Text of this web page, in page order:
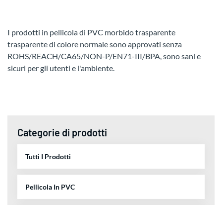
I prodotti in pellicola di PVC morbido trasparente
trasparente di colore normale sono approvati senza
ROHS/REACH/CA65/NON-P/EN71-III/BPA, sono sani e
sicuri per gli utenti e l'ambiente.
Categorie di prodotti
Tutti I Prodotti
Pellicola In PVC